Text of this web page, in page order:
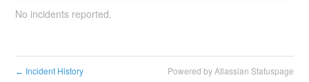
No incidents reported.
← Incident History Powered by Atlassian Statuspage